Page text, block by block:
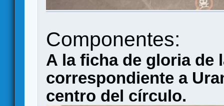
Componentes:
A la ficha de gloria de
correspondiente a
centro del círculo.